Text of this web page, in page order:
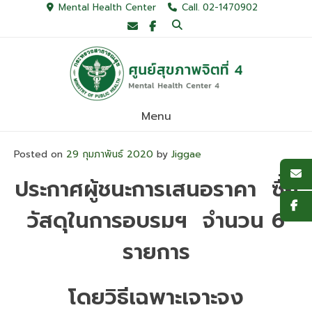
Mental Health Center Call. 02-1470902
Menu
Posted on 29 กุมภาพันธ์ 2020 by Jiggae
ประกาศผู้ชนะการเสนอราคา ซื้อ
วัสดุในการอบรมฯ จำนวน 6
รายการ
โดยวิธีเฉพาะเจาะจง